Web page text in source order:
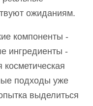
ожиданиям.
компоненты -
ингредиенты -
подходы уже
выделиться